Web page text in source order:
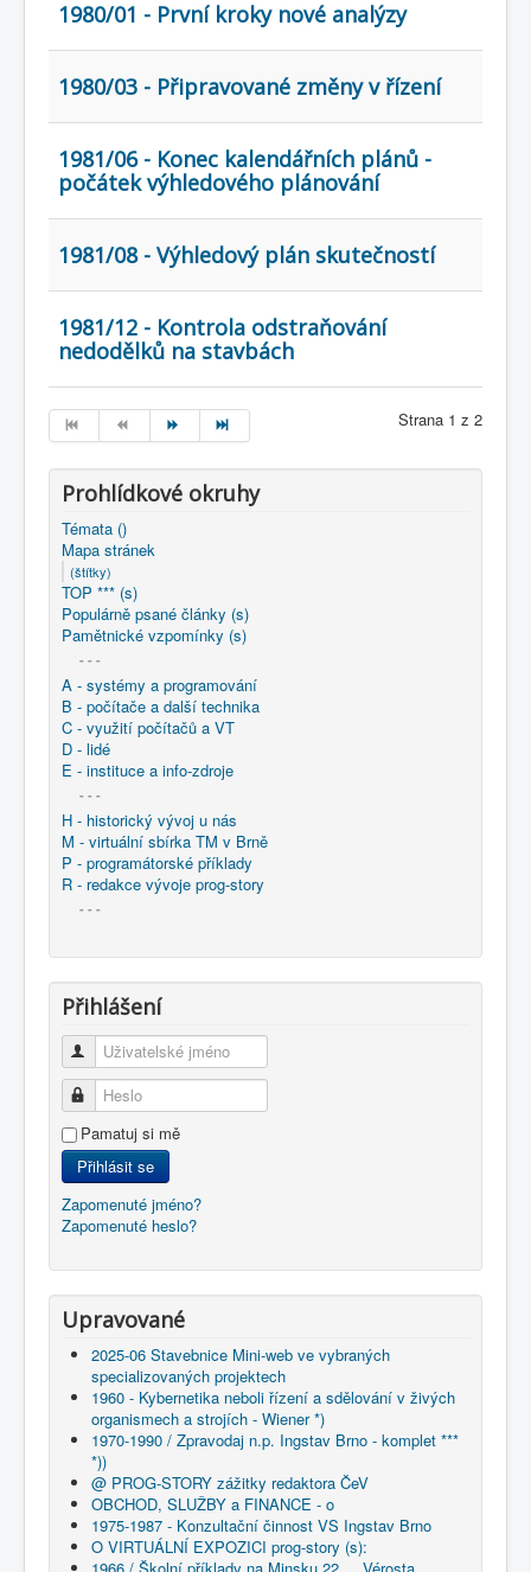
1980/01 - První kroky nové analýzy
1980/03 - Připravované změny v řízení
1981/06 - Konec kalendářních plánů -
počátek výhledového plánování
1981/08 - Výhledový plán skutečností
1981/12 - Kontrola odstraňování
nedodělků na stavbách
Strana 1 z 2
Prohlídkové okruhy
Témata ()
Mapa stránek
(štítky)
TOP *** (s)
Populárně psané články (s)
Pamětnické vzpomínky (s)
- - -
A - systémy a programování
B - počítače a další technika
C - využití počítačů a VT
D - lidé
E - instituce a info-zdroje
- - -
H - historický vývoj u nás
M - virtuální sbírka TM v Brně
P - programátorské příklady
R - redakce vývoje prog-story
- - -
Přihlášení
Uživatelské jméno
Heslo
Pamatuj si mě
Přihlásit se
Zapomenuté jméno?
Zapomenuté heslo?
Upravované
2025-06 Stavebnice Mini-web ve vybraných
specializovaných projektech
1960 - Kybernetika neboli řízení a sdělování v živých
organismech a strojích - Wiener *)
1970-1990 / Zpravodaj n.p. Ingstav Brno - komplet ***
*))
@ PROG-STORY zážitky redaktora ČeV
OBCHOD, SLUŽBY a FINANCE - o
1975-1987 - Konzultační činnost VS Ingstav Brno
O VIRTUÁLNÍ EXPOZICI prog-story (s):